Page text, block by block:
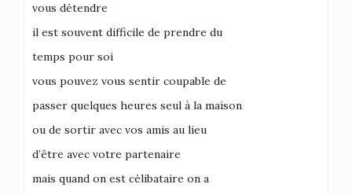
vous détendre
il est souvent difficile de prendre du
temps pour soi
vous pouvez vous sentir coupable de
passer quelques heures seul à la maison
ou de sortir avec vos amis au lieu
d’être avec votre partenaire
mais quand on est célibataire on a